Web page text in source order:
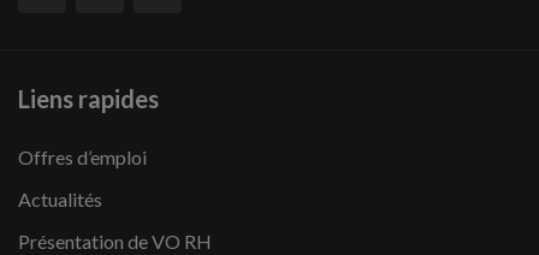
Liens rapides
Offres d’emploi
Actualités
Présentation de VO RH